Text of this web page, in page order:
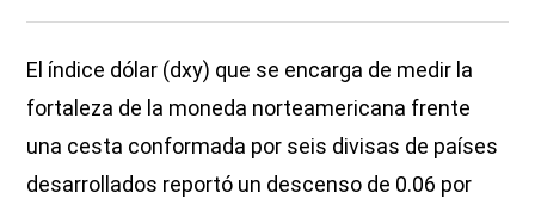
El índice dólar (dxy) que se encarga de medir la
fortaleza de la moneda norteamericana frente
una cesta conformada por seis divisas de países
desarrollados reportó un descenso de 0.06 por